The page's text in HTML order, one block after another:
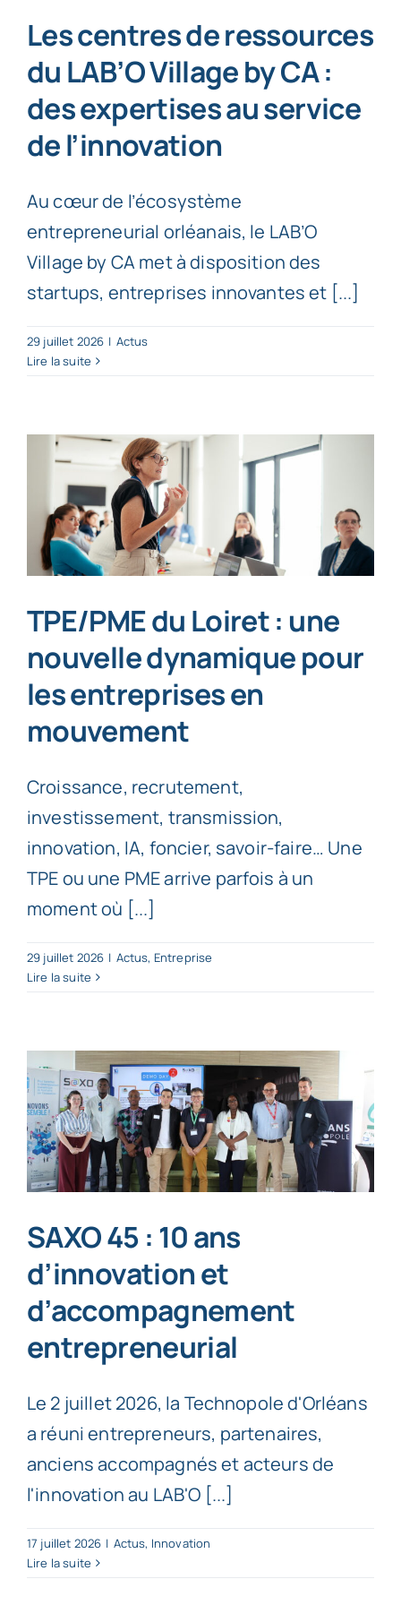
Les centres de ressources
du LAB’O Village by CA :
des expertises au service
de l’innovation
Au cœur de l’écosystème
entrepreneurial orléanais, le LAB’O
Village by CA met à disposition des
startups, entreprises innovantes et [...]
29 juillet 2026 | Actus
Lire la suite
TPE/PME du Loiret : une
nouvelle dynamique pour
les entreprises en
mouvement
Croissance, recrutement,
investissement, transmission,
innovation, IA, foncier, savoir-faire… Une
TPE ou une PME arrive parfois à un
moment où [...]
29 juillet 2026 | Actus, Entreprise
Lire la suite
SAXO 45 : 10 ans
d’innovation et
d’accompagnement
entrepreneurial
Le 2 juillet 2026, la Technopole d'Orléans
a réuni entrepreneurs, partenaires,
anciens accompagnés et acteurs de
l'innovation au LAB'O [...]
17 juillet 2026 | Actus, Innovation
Lire la suite